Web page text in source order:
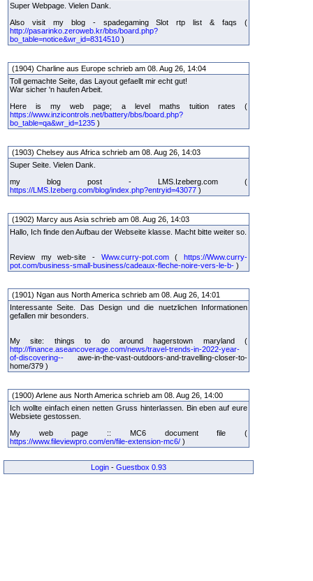
Super Webpage. Vielen Dank.
Also visit my blog - spadegaming Slot rtp list & faqs (
http://pasarinko.zeroweb.kr/bbs/board.php?
bo_table=notice&wr_id=8314510 )
(1904) Charline aus Europe schrieb am 08. Aug 26, 14:04
Toll gemachte Seite, das Layout gefaellt mir echt gut!
War sicher 'n haufen Arbeit.
Here is my web page; a level maths tuition rates (
https://www.inzicontrols.net/battery/bbs/board.php?
bo_table=qa&wr_id=1235 )
(1903) Chelsey aus Africa schrieb am 08. Aug 26, 14:03
Super Seite. Vielen Dank.
my blog post - LMS.Izeberg.com (
https://LMS.Izeberg.com/blog/index.php?entryid=43077 )
(1902) Marcy aus Asia schrieb am 08. Aug 26, 14:03
Hallo, Ich finde den Aufbau der Webseite klasse. Macht bitte weiter so.
Review my web-site - Www.curry-pot.com(https://Www.curry-
pot.com/business-small-business/cadeaux-fleche-noire-vers-le-b- )
(1901) Ngan aus North America schrieb am 08. Aug 26, 14:01
Interessante Seite. Das Design und die nuetzlichen Informationen
gefallen mir besonders.
My site: things to do around hagerstown maryland (
http://finance.aseancoverage.com/news/travel-trends-in-2022-year-
of-discovering-- awe-in-the-vast-outdoors-and-travelling-closer-to-
home/379 )
(1900) Arlene aus North America schrieb am 08. Aug 26, 14:00
Ich wollte einfach einen netten Gruss hinterlassen. Bin eben auf eure
Websiete gestossen.
My web page :: MC6 document file (
https://www.fileviewpro.com/en/file-extension-mc6/ )
Login - Guestbox 0.93